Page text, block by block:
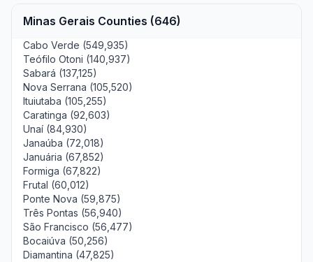
Minas Gerais Counties (646)
Cabo Verde (549,935)
Teófilo Otoni (140,937)
Sabará (137,125)
Nova Serrana (105,520)
Ituiutaba (105,255)
Caratinga (92,603)
Unaí (84,930)
Janaúba (72,018)
Januária (67,852)
Formiga (67,822)
Frutal (60,012)
Ponte Nova (59,875)
Três Pontas (56,940)
São Francisco (56,477)
Bocaiúva (50,256)
Diamantina (47,825)